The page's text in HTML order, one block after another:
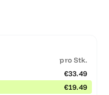
pro Stk.
€33.49
€19.49